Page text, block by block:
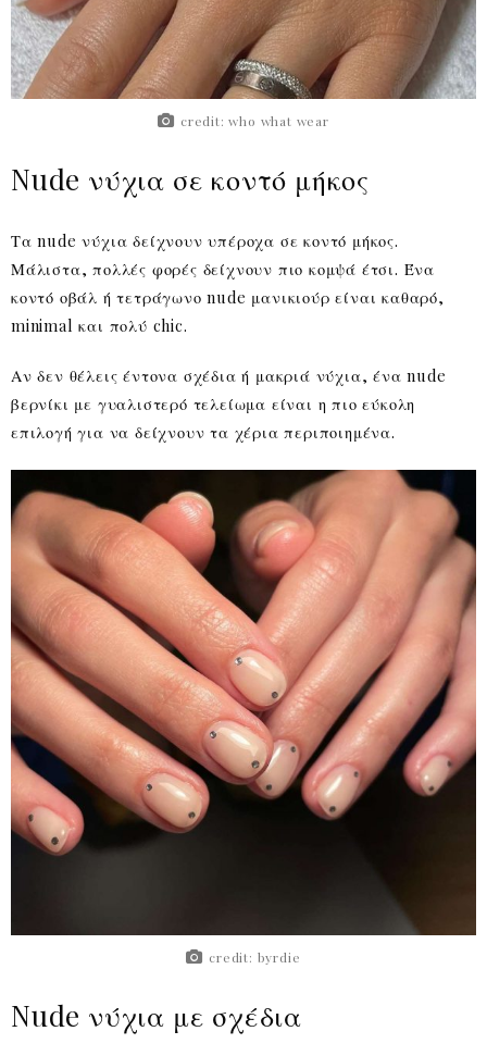
credit: who what wear
Nude νύχια σε κοντό μήκος
Τα nude νύχια δείχνουν υπέροχα σε κοντό μήκος.
Μάλιστα, πολλές φορές δείχνουν πιο κομψά έτσι. Ένα
κοντό οβάλ ή τετράγωνο nude μανικιούρ είναι καθαρό,
minimal και πολύ chic.
Αν δεν θέλεις έντονα σχέδια ή μακριά νύχια, ένα nude
βερνίκι με γυαλιστερό τελείωμα είναι η πιο εύκολη
επιλογή για να δείχνουν τα χέρια περιποιημένα.
credit: byrdie
Nude νύχια με σχέδια